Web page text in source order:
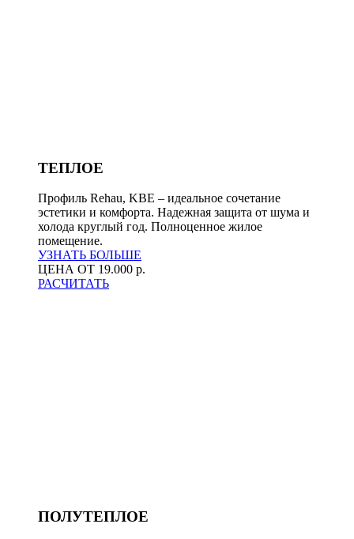
ТЕПЛОЕ
Профиль Rehau, KBE – идеальное сочетание
эстетики и комфорта. Надежная защита от шума и
холода круглый год. Полноценное жилое
помещение.
УЗНАТЬ БОЛЬШЕ
ЦЕНА ОТ 19.000 р.
РАСЧИТАТЬ
ПОЛУТЕПЛОЕ